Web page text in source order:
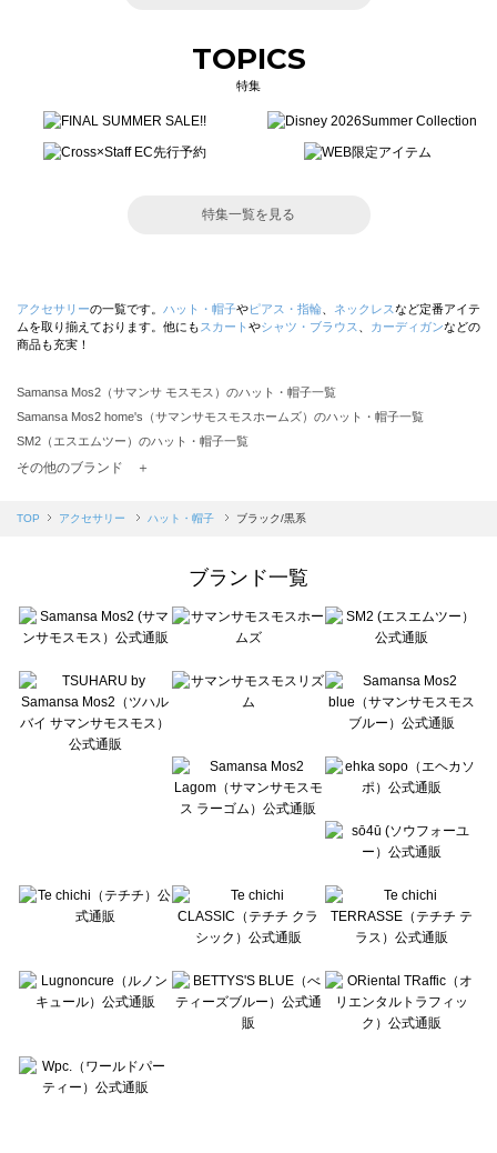
TOPICS
特集
特集一覧を見る
アクセサリーの一覧です。 ハット・帽子やピアス・指輪 ネックレスなど定番アイテ
ムを取り揃えております。他にも スカート やシャツ・ブラウス カーディガンなどの
商品も充実！
Samansa Mos2（サマンサ モスモス）のハット・帽子一覧
Samansa Mos2 home's（サマンサモスモスホームズ）のハット・帽子一覧
SM2（エスエムツー）のハット・帽子一覧
TSUHARU by Samansa Mos2（ツハルバイサマンサモスモス）のハット・帽子一覧
Samansa Mos2 blue（サマンサモスモス ブルー）のハット・帽子一覧
sō4ū（ソウフォーユー）のハット・帽子一覧
Te chichi（テチチ）のハット・帽子一覧
Te chichi CLASSIC（テチチ クラシック）のハット・帽子一覧
Lugnoncure（ルノンキュール）のハット・帽子一覧
BETTY'S BLUE（べティーズブルー）のハット・帽子一覧
Wpc.（ワールドパーティー）のハット・帽子一覧
その他のブランド ＋
TOP アクセサリー ハット・帽子 ブラック/黒系
ブランド一覧